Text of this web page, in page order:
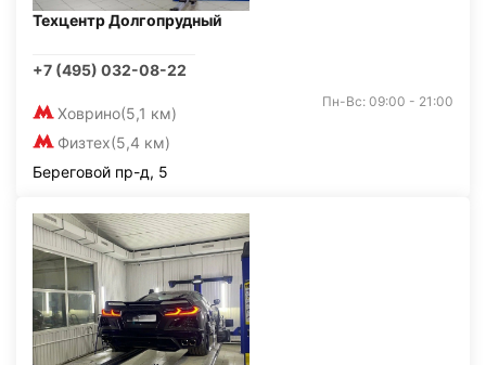
Техцентр Долгопрудный
+7 (495) 032-08-22
Ховрино(5,1 км)
Физтех(5,4 км)
Пн-Вс: 09:00 - 21:00
Береговой пр-д, 5